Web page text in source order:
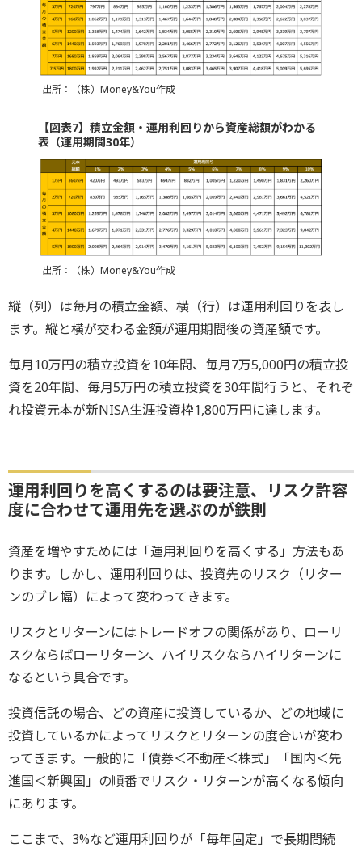
出所：（株）Money&You作成
【図表7】積立金額・運用利回りから資産総額がわかる
表（運用期間30年）
出所：（株）Money&You作成
縦（列）は毎月の積立金額、横（行）は運用利回りを表し
ます。縦と横が交わる金額が運用期間後の資産額です。
毎月10万円の積立投資を10年間、毎月7万5,000円の積立投
資を20年間、毎月5万円の積立投資を30年間行うと、それぞ
れ投資元本が新NISA生涯投資枠1,800万円に達します。
運用利回りを高くするのは要注意、リスク許容
度に合わせて運用先を選ぶのが鉄則
資産を増やすためには「運用利回りを高くする」方法もあ
ります。しかし、運用利回りは、投資先のリスク（リター
ンのブレ幅）によって変わってきます。
リスクとリターンにはトレードオフの関係があり、ローリ
スクならばローリターン、ハイリスクならハイリターンに
なるという具合です。
投資信託の場合、どの資産に投資しているか、どの地域に
投資しているかによってリスクとリターンの度合いが変わ
ってきます。一般的に「債券＜不動産＜株式」「国内＜先
進国＜新興国」の順番でリスク・リターンが高くなる傾向
にあります。
ここまで、3%など運用利回りが「毎年固定」で長期間続